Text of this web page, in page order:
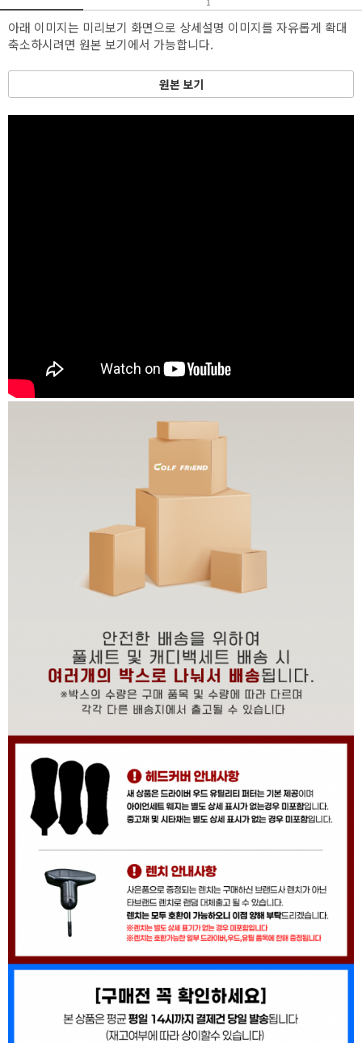
아래 이미지는 미리보기 화면으로 상세설명 이미지를 자유롭게 확대
축소하시려면 원본 보기에서 가능합니다.
원본 보기